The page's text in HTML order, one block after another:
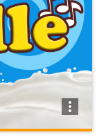
more_vert